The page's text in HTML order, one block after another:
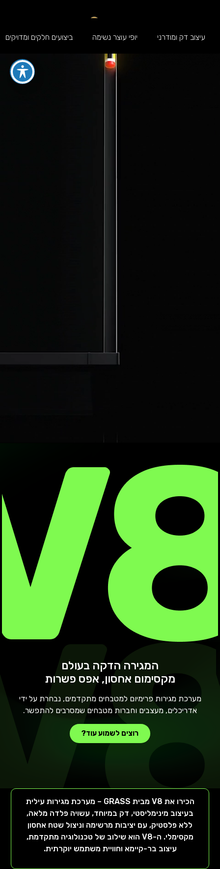
עיצוב דק ומודרני יופי עוצר נשימה ביצועים חלקים ומדויקים
המגירה הדקה בעולם
מקסימום אחסון, אפס פשרות
מערכת מגירות פרימיום למטבחים מתקדמים, נבחרת על ידי
אדריכלים, מעצבים וחברות מטבחים שמסרבים להתפשר.
רוצים לשמוע עוד?
הכירו את V8 מבית GRASS – מערכת מגירות עילית
בעיצוב מינימליסטי, דק במיוחד, עשויה פלדה מלאה,
ללא פלסטיק, עם יציבות מרשימה וניצול שטח אחסון
מקסימלי. ה-V8 הוא שילוב של טכנולוגיה מתקדמת,
עיצוב בר-קיימא וחוויית משתמש יוקרתית.